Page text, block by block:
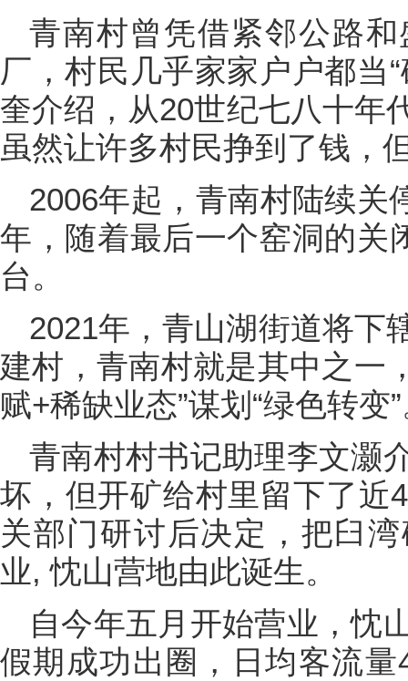
青南村曾凭借紧邻公路
厂，村民几乎家家户户都当
奎介绍，从20世纪七八十年
虽然让许多村民挣到了钱，
2006年起，青南村陆续关
年，随着最后一个窑洞的关
台。
2021年，青山湖街道将下
建村，青南村就是其中之一
赋+稀缺业态”谋划“绿色转变
青南村村书记助理李文灏
坏，但开矿给村里留下了近
关部门研讨后决定，把臼
业, 忱山营地由此诞生。
自今年五月开始营业，忱
假期成功出圈，日均客流